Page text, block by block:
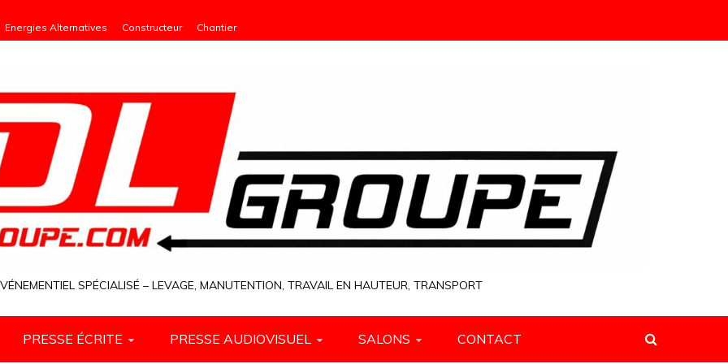
Energies Alternatives Constructeur Chantier
SPÉCIALISÉ – LEVAGE, MANUTENTION, TRAVAIL EN HAUTEUR, TRANSPORT
PRESSE ÉCRITE PRESSE AUDIOVISUEL SALONS CONTACT